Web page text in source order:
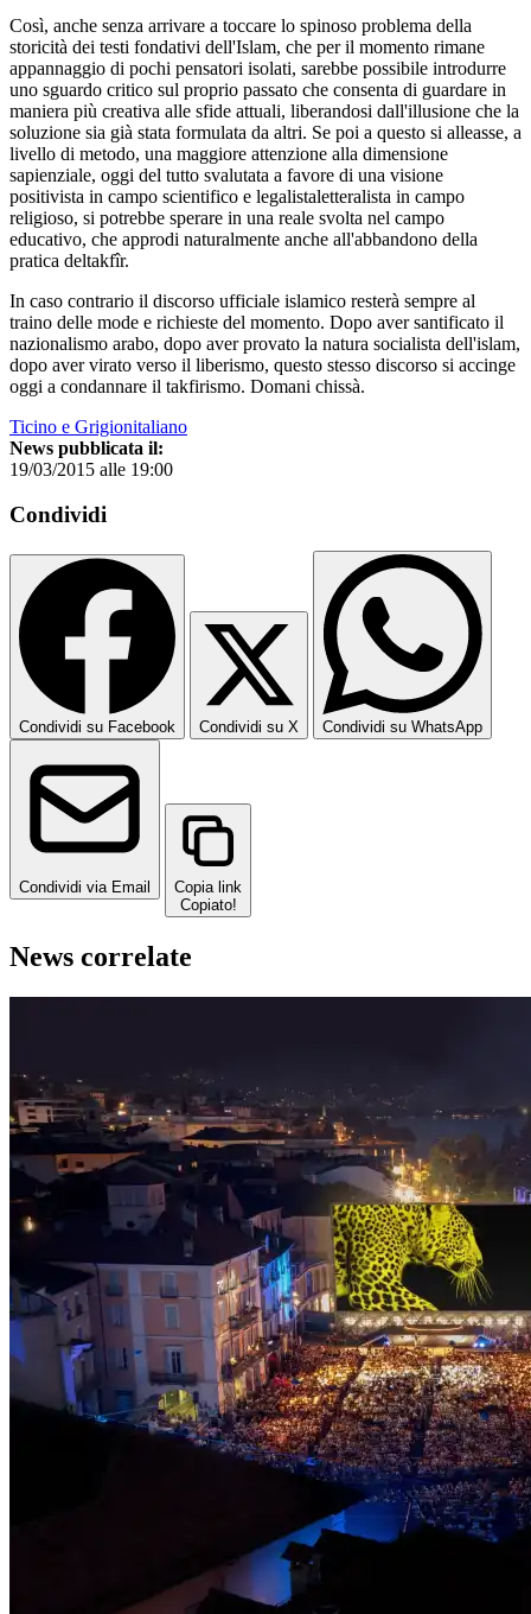
Così, anche senza arrivare a toccare lo spinoso problema della
storicità dei testi fondativi dell'Islam, che per il momento rimane
appannaggio di pochi pensatori isolati, sarebbe possibile introdurre
uno sguardo critico sul proprio passato che consenta di guardare in
maniera più creativa alle sfide attuali, liberandosi dall'illusione che la
soluzione sia già stata formulata da altri. Se poi a questo si alleasse, a
livello di metodo, una maggiore attenzione alla dimensione
sapienziale, oggi del tutto svalutata a favore di una visione
positivista in campo scientifico e legalistaletteralista in campo
religioso, si potrebbe sperare in una reale svolta nel campo
educativo, che approdi naturalmente anche all'abbandono della
pratica deltakfîr.
In caso contrario il discorso ufficiale islamico resterà sempre al
traino delle mode e richieste del momento. Dopo aver santificato il
nazionalismo arabo, dopo aver provato la natura socialista dell'islam,
dopo aver virato verso il liberismo, questo stesso discorso si accinge
oggi a condannare il takfirismo. Domani chissà.
Ticino e Grigionitaliano
News pubblicata il:
19/03/2015 alle 19:00
Condividi
Condividi su Facebook Condividi su X Condividi su WhatsApp
Condividi via Email
Copia link
Copiato!
News correlate